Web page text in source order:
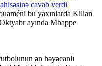
cavab verdi
bu yaxınlarda Kilian
ayında Mbappe
ən həyəcanlı